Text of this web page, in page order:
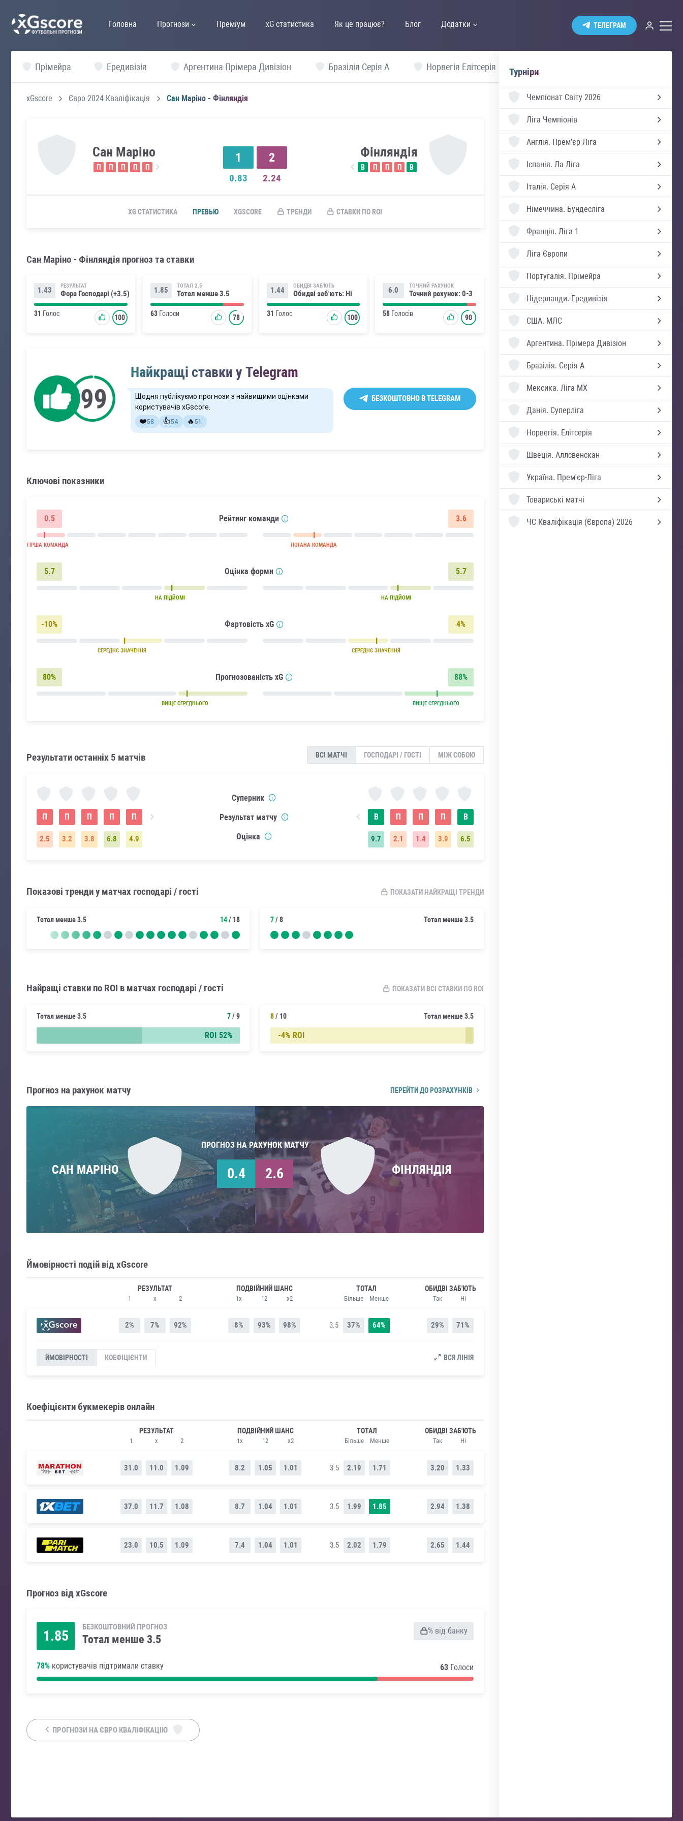
Головна Прогнози Преміум xG статистика Як це працює? Блог Додатки ТЕЛЕГРАМ
Прімейра Ередивізія Аргентина Прімера Дивізіон Бразілія Серія А Норвегія Елітсерія
xGscore Євро 2024 Кваліфікація Сан Маріно - Фінляндія
Сан Маріно
П П П П П
1
0.83
2
2.24
Фінляндія
В П П П В
XG СТАТИСТИКА ПРЕВЬЮ XGSCORE ТРЕНДИ СТАВКИ ПО ROI
Сан Маріно - Фінляндія прогноз та ставки
1.43 РЕЗУЛЬТАТ
Фора Господарі (+3.5)
31 Голос 100
1.85 ТОТАЛ 2.5
Тотал менше 3.5
63 Голоси 78
1.44 ОБИДВІ ЗАБ'ЮТЬ
Обидві заб'ють: Ні
31 Голос 100
6.0 ТОЧНИЙ РАХУНОК
Точний рахунок: 0-3
58 Голосів 90
Найкращі ставки у Telegram
Щодня публікуємо прогнози з найвищими оцінками
користувачів xGscore.
❤️58 👍54 🔥 51
БЕЗКОШТОВНО В TELEGRAM
Ключові показники
0.5 Рейтинг команди 3.6
НАЙГІРША КОМАНДА ПОГАНА КОМАНДА
5.7 Оцінка форми 5.7
НА ПІДЙОМІ НА ПІДЙОМІ
-10% Фартовість xG 4%
СЕРЕДНЄ ЗНАЧЕННЯ СЕРЕДНЄ ЗНАЧЕННЯ
80% Прогнозованість xG 88%
ВИЩЕ СЕРЕДНЬОГО ВИЩЕ СЕРЕДНЬОГО
Результати останніх 5 матчів ВСІ МАТЧІ ГОСПОДАРІ / ГОСТІ МІЖ СОБОЮ
П
4.9
П
6.8
П
3.8
П
3.2
П
2.5
Суперник
Результат матчу
Оцінка
В
9.7
П
2.1
П
1.4
П
3.9
В
6.5
Показові тренди у матчах господарі / гості ПОКАЗАТИ НАЙКРАЩІ ТРЕНДИ
Тотал менше 3.5 14/ 18 Тотал менше 3.5
7/ 8
Найращі ставки по ROI в матчах господарі / гості ПОКАЗАТИ ВСІ СТАВКИ ПО ROI
Тотал менше 3.5 7/ 9
ROI 52%
Тотал менше 3.5
8/ 10
ROI
-4%
Прогноз на рахунок матчу ПЕРЕЙТИ ДО РОЗРАХУНКІВ
САН МАРІНО
ПРОГНОЗ НА РАХУНОК МАТЧУ
0.4 2.6 ФІНЛЯНДІЯ
Ймовірності подій від xGscore
РЕЗУЛЬТАТ
1
2%
x
7%
2
92%
ПОДВІЙНИЙ ШАНС
1x
8%
12
93%
x2
98%
ТОТАЛ
3.5
Більше
37%
Менше
64%
ОБИДВІ ЗАБ'ЮТЬ
Так
29%
Ні
71%
ЙМОВІРНОСТІ КОЕФІЦІЄНТИ ВСЯ ЛІНІЯ
Коефіцієнти букмекерів онлайн
РЕЗУЛЬТАТ
1
31.0
x
11.0
2
1.09
ПОДВІЙНИЙ ШАНС
1x
8.2
12
1.05
x2
1.01
ТОТАЛ
3.5
Більше
2.19
Менше
1.71
ОБИДВІ ЗАБ'ЮТЬ
Так
3.20
Ні
1.33
37.0 11.7 1.08 8.7 1.04 1.01 3.5 1.99 1.85 2.94 1.38
23.0 10.5 1.09 7.4 1.04 1.01 3.5 2.02 1.79 2.65 1.44
Прогноз від xGscore
1.85
БЕЗКОШТОВНИЙ ПРОГНОЗ
Тотал менше 3.5
% від банку
78% користувачів підтримали ставку 63 Голоси
ПРОГНОЗИ НА ЄВРО КВАЛІФІКАЦІЮ
Турніри
Чемпіонат Світу 2026
Ліга Чемпіонів
Англія. Прем'єр Ліга
Іспанія. Ла Ліга
Італія. Серія А
Німеччина. Бундесліга
Франція. Ліга 1
Ліга Європи
Португалія. Прімейра
Нідерланди. Ередивізія
США. МЛС
Аргентина. Прімера Дивізіон
Бразілія. Серія А
Мексика. Ліга MX
Данія. Суперліга
Норвегія. Елітсерія
Швеція. Аллсвенскан
Україна. Прем'єр-Ліга
Товариські матчі
ЧС Кваліфікація (Європа) 2026